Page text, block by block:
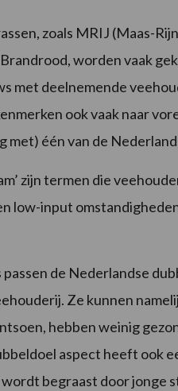
zoals MRIJ (Maas-
worden vaak
met deelnemende
ook vaak naar
met) één van de
zijn termen die
low-input
de Nederlandse
Ze kunnen
hebben weinig
aspect heeft ook
begraast door jonge